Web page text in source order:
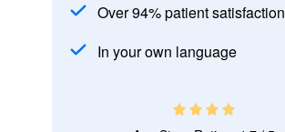
Over 94% patient satisfaction
In your own language